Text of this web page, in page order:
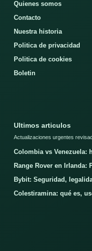
Quienes somos
Contacto
Nuestra historia
Politica de privacidad
Politica de cookies
Boletin
Ultimos articulos
Actualizaciones urgentes
Colombia vs Venezuela:
Range Rover en
Bybit: Seguridad,
Colestiramina: qué es,